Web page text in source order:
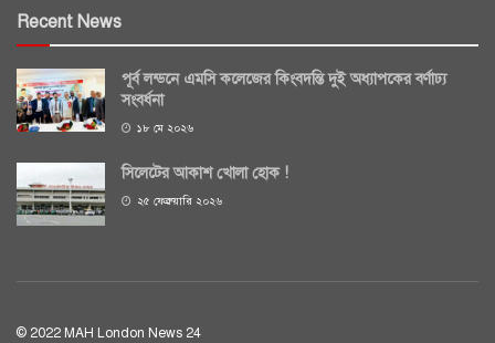
Recent News
পূর্ব লন্ডনে এমসি কলেজের কিংবদন্তি দুই অধ্যাপকের বর্ণাঢ্য
সংবর্ধনা
১৮ মে ২০২৬
সিলেটের আকাশ খোলা হোক !
২৫ ফেব্রুয়ারি ২০২৬
© 2022 MAH London News 24